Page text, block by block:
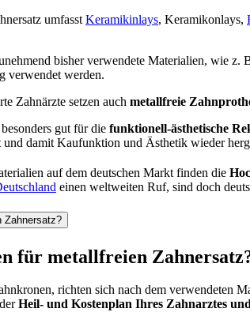
umfasst Keramikinlays, Keramikonlays,
bisher verwendete Materialien, wie
verwendet werden.
Zahnärzte setzen auch metallfreie
gut für die funktionell-ästhetische
und damit Kaufunktion und Ästhetik wieder
auf dem deutschen Markt finden die
einen weltweiten Ruf, sind doch
Zahnersatz?
für metallfreien
richten sich nach dem verwendeten
Heil- und Kostenplan Ihres Zahnarztes